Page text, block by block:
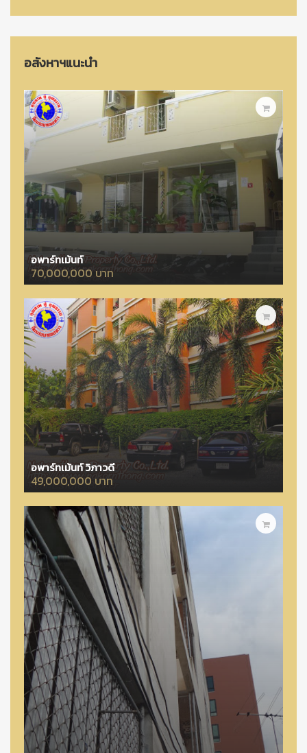
อสังหาฯแนะนำ
อพาร์ทเม้นท์
70,000,000 บาท
อพาร์ทเม้นท์ วิภาวดี
49,000,000 บาท